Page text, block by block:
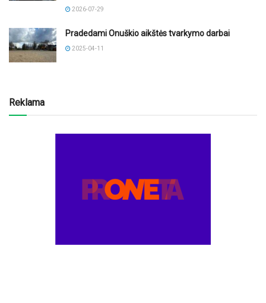
2026-07-29
Pradedami Onuškio aikštės tvarkymo darbai
2025-04-11
Reklama